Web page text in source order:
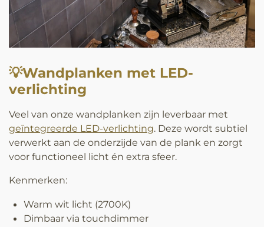
💡Wandplanken met LED-
verlichting
Veel van onze wandplanken zijn leverbaar met
geïntegreerde LED-verlichting. Deze wordt subtiel
verwerkt aan de onderzijde van de plank en zorgt
voor functioneel licht én extra sfeer.
Kenmerken:
Warm wit licht (2700K)
Dimbaar via touchdimmer